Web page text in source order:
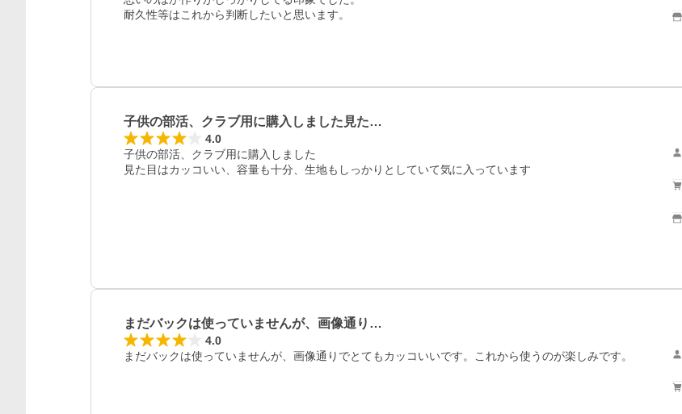
耐久性等はこれから判断したいと思います。
子供の部活、クラブ用に購入しました見た…
4.0
子供の部活、クラブ用に購入しました
見た目はカッコいい、容量も十分、生地もしっかりとしていて気に入っています
まだバックは使っていませんが、画像通り…
4.0
まだバックは使っていませんが、画像通りでとてもカッコいいです。これから使うのが楽しみです。